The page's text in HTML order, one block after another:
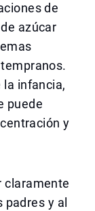
de
azúcar
infancia,
puede
y
claramente
y al